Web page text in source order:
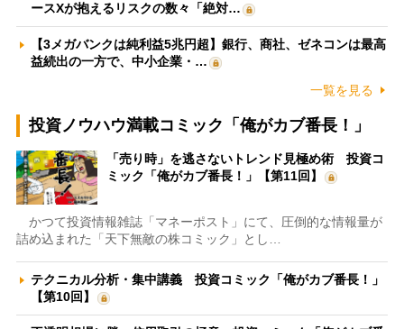
ースXが抱えるリスクの数々「絶対…
【3メガバンクは純利益5兆円超】銀行、商社、ゼネコンは最高
益続出の一方で、中小企業・…
一覧を見る
投資ノウハウ満載コミック「俺がカブ番長！」
「売り時」を逃さないトレンド見極め術 投資コ
ミック「俺がカブ番長！」【第11回】
かつて投資情報雑誌「マネーポスト」にて、圧倒的な情報量が
詰め込まれた「天下無敵の株コミック」とし…
テクニカル分析・集中講義 投資コミック「俺がカブ番長！」
【第10回】